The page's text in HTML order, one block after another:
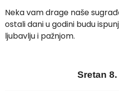
Neka vam drage naše
ostali dani u godini budu
ljubavlju i pažnjom.
Sretan